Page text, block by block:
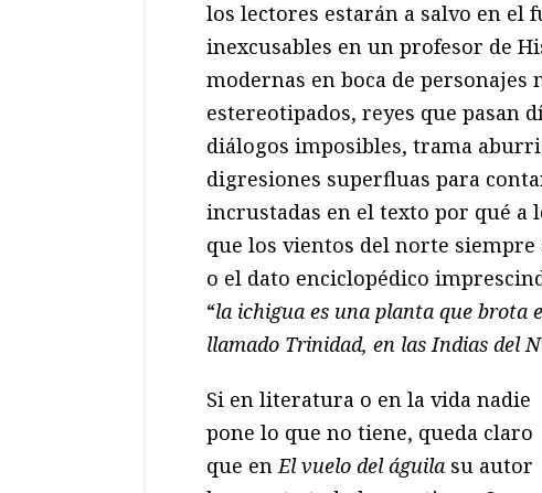
los lectores estarán a salvo en el
inexcusables en un profesor de
modernas en boca de personajes
estereotipados, reyes que pasan
diálogos imposibles, trama
digresiones superfluas para
incrustadas en el texto por qué a
que los vientos del norte
o el dato enciclopédico
“la ichigua es una planta que brota
llamado Trinidad, en las Indias del
Si en literatura o en la vida nadie
pone lo que no tiene, queda claro
que enEl vuelo del águila su autor